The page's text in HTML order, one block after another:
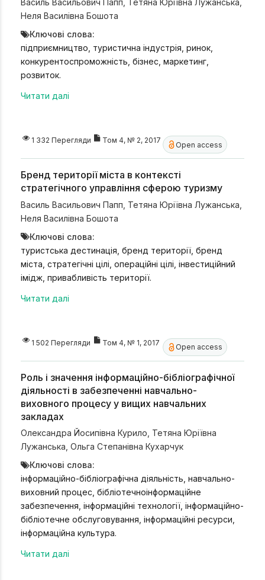
Василь Васильович Папп Тетяна Юріївна Лужанська
Неля Василівна Бошота
Ключові слова:
підприємництво, туристична індустрія, ринок,
конкурентоспроможність, бізнес, маркетинг,
розвиток.
Читати далі
1 332 Перегляди Том 4, № 2, 2017 Open access
Бренд території міста в контексті
стратегічного управління сферою туризму
Василь Васильович Папп Тетяна Юріївна Лужанська
Неля Василівна Бошота
Ключові слова:
туристська дестинація, бренд території, бренд
міста, стратегічні цілі, операційні цілі, інвестиційний
імідж, привабливість території.
Читати далі
1 502 Перегляди Том 4, № 1, 2017 Open access
Роль і значення інформаційно-бібліографічної
діяльності в забезпеченні навчально-
виховного процесу у вищих навчальних
закладах
Олександра Йосипівна Курило Тетяна Юріївна
Лужанська Ольга Степанівна Кухарчук
Ключові слова:
інформаційно-бібліографічна діяльність, навчально-
виховний процес, бібліотечноінформаційне
забезпечення, інформаційні технології, інформаційно-
бібліотечне обслуговування, інформаційні ресурси,
інформаційна культура.
Читати далі